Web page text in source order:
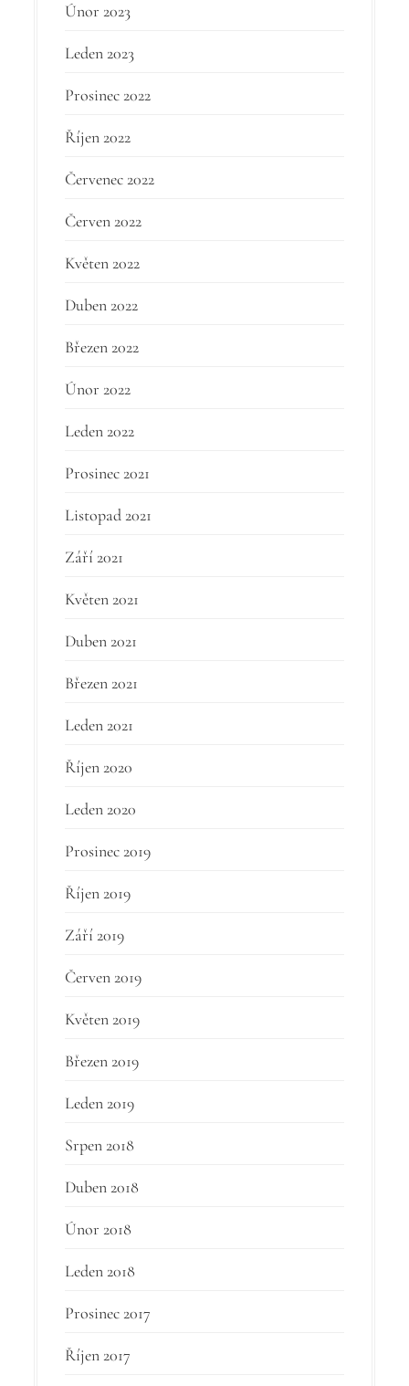
Únor 2023
Leden 2023
Prosinec 2022
Říjen 2022
Červenec 2022
Červen 2022
Květen 2022
Duben 2022
Březen 2022
Únor 2022
Leden 2022
Prosinec 2021
Listopad 2021
Září 2021
Květen 2021
Duben 2021
Březen 2021
Leden 2021
Říjen 2020
Leden 2020
Prosinec 2019
Říjen 2019
Září 2019
Červen 2019
Květen 2019
Březen 2019
Leden 2019
Srpen 2018
Duben 2018
Únor 2018
Leden 2018
Prosinec 2017
Říjen 2017